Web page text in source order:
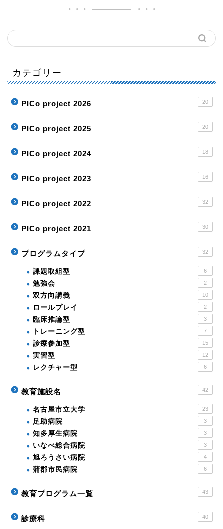
カテゴリー
PICo project 2026 20
PICo project 2025 20
PICo project 2024 18
PICo project 2023 16
PICo project 2022 32
PICo project 2021 30
プログラムタイプ 32
課題取組型 6
勉強会 2
双方向講義 10
ロールプレイ 2
臨床推論型 3
トレーニング型 7
診療参加型 15
実習型 12
レクチャー型 6
教育施設名 42
名古屋市立大学 23
足助病院 3
知多厚生病院 3
いなべ総合病院 3
旭ろうさい病院 4
蒲郡市民病院 6
教育プログラム一覧 43
診療科 40